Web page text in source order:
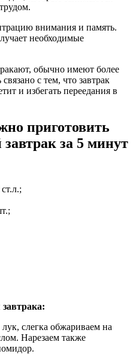
внимания и память.
необходимые
обычно имеют более
с тем, что завтрак
и избегать переедания в
приготовить
за 5 минут
слегка обжариваем на
Нарезаем также